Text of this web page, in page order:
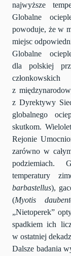
najwyższe
Globalne
powoduje, że w
miejsc
Globalne
dla polskiej
z
z Dyrektywy
globalnego
skutkom.
Rejonie
zarówno w
podziemiach.
temperatury
barbastellus),
(Myotis
„Nietoperek”
spadkiem ich
w ostatniej
Dalsze badania